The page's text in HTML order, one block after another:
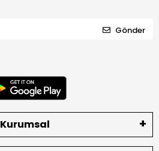
Gönder
Kurumsal